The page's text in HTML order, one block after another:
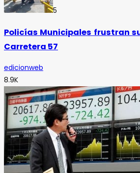
5
Policías Municipales frustran
Carretera 57
edicionweb
8.9K